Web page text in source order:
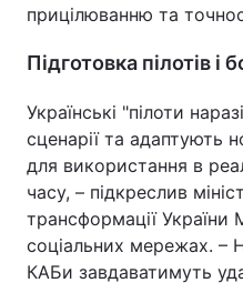
прицілюванню та
Підготовка пілотів і
Українські "пілоти
сценарії та адаптують
для використання в
часу, – підкреслив
трансформації
соціальних мережах. –
КАБи завдаватимуть